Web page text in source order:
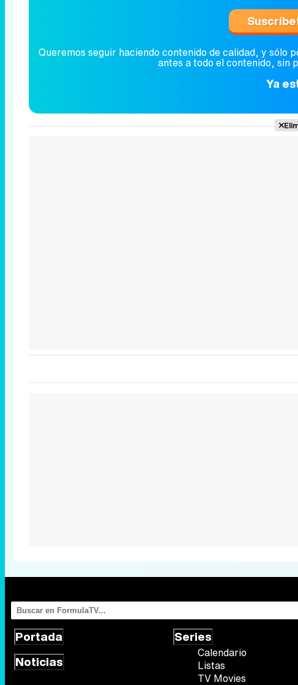
Queremos seguir haciendo contenido de calidad, y
antes a todo el contenido, sin
Ya
Portada
Noticias
Series
Calendario
Listas
TV Movies